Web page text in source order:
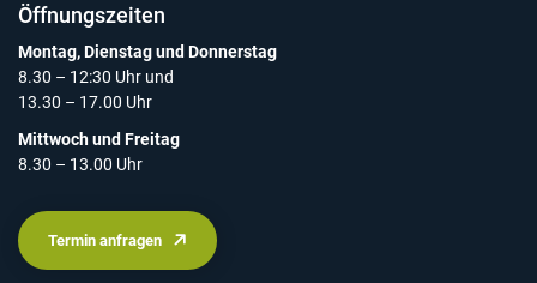
Öffnungszeiten
Montag, Dienstag und Donnerstag
8.30 – 12:30 Uhr und
13.30 – 17.00 Uhr
Mittwoch und Freitag
8.30 – 13.00 Uhr
Termin anfragen